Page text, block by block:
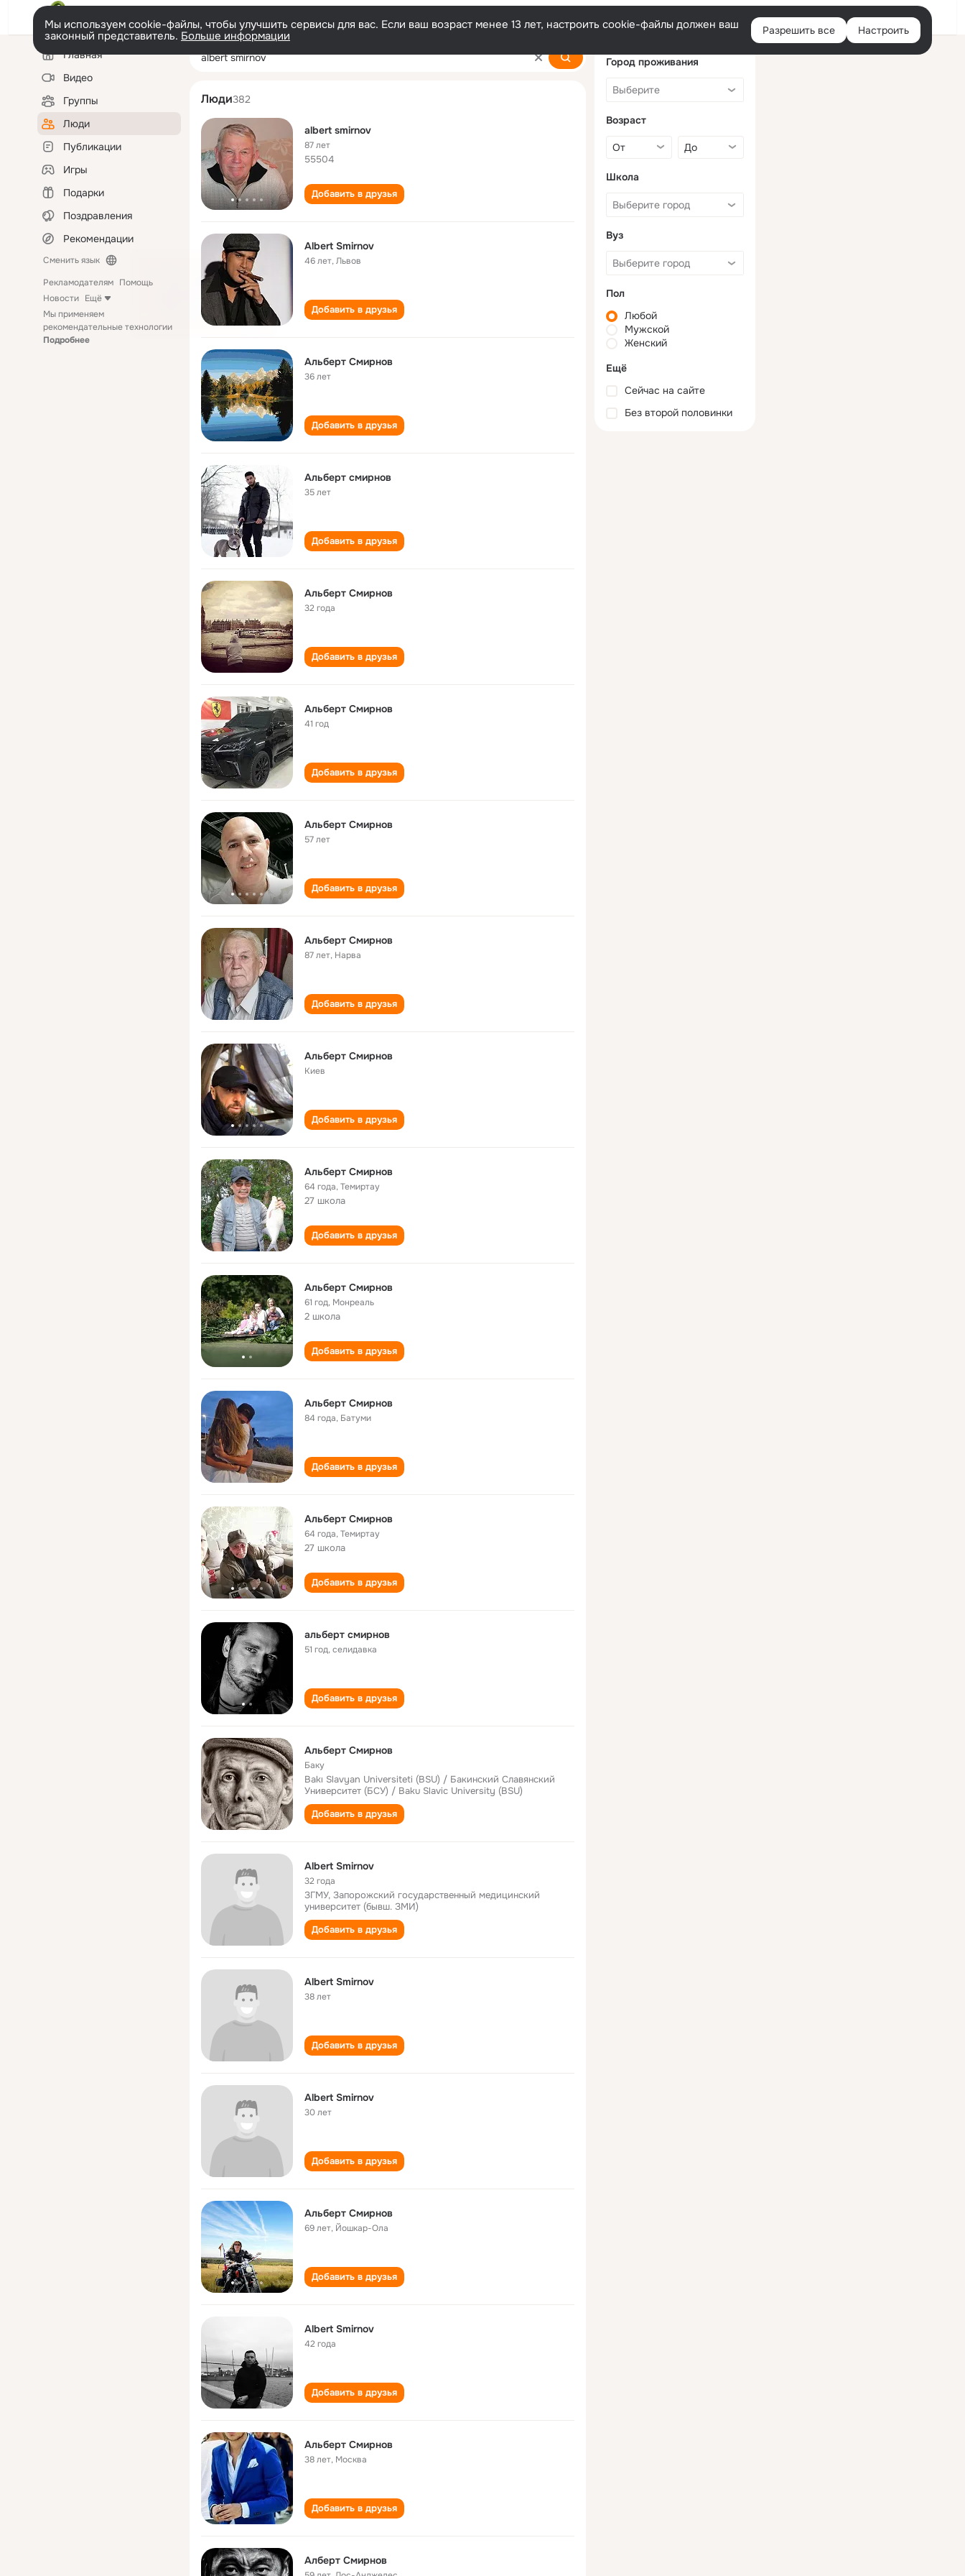
Войти
Мы используем cookie-файлы, чтобы улучшить сервисы для вас. Если ваш возраст менее 13 лет, настроить cookie-файлы должен ваш
законный представитель. Больше информации Разрешить все Настроить
Левая
колонкаГлавная
Видео
Группы
Люди
Публикации
Игры
Подарки
Поздравления
Рекомендации
Сменить язык
Рекламодателям Помощь
Новости Ещё
Мы применяем
рекомендательные технологии
Подробнее
albert smirnov
Люди382
albert smirnov
87 лет
55504
Добавить в друзья
Albert Smirnov
46 лет,Львов
Добавить в друзья
Альберт Смирнов
36 лет
Добавить в друзья
Альберт смирнов
35 лет
Добавить в друзья
Альберт Смирнов
32 года
Добавить в друзья
Альберт Смирнов
41 год
Добавить в друзья
Альберт Смирнов
57 лет
Добавить в друзья
Альберт Смирнов
87 лет, Нарва
Добавить в друзья
Альберт Смирнов
Киев
Добавить в друзья
Альберт Смирнов
64 года,Темиртау
27 школа
Добавить в друзья
Альберт Смирнов
61 год, Монреаль
2 школа
Добавить в друзья
Альберт Смирнов
84 года, Батуми
Добавить в друзья
Альберт Смирнов
64 года,Темиртау
27 школа
Добавить в друзья
альберт смирнов
51 год,селидавка
Добавить в друзья
Альберт Смирнов
Баку
Bakı Slavyan Universiteti (BSU) / Бакинский Славянский
Университет (БСУ) / Baku Slavic University (BSU)
Добавить в друзья
Albert Smirnov
32 года
ЗГМУ, Запорожский государственный медицинский
университет (бывш. ЗМИ)
Добавить в друзья
Albert Smirnov
38 лет
Добавить в друзья
Albert Smirnov
30 лет
Добавить в друзья
Альберт Смирнов
69 лет, Йошкар-Ола
Добавить в друзья
Albert Smirnov
42 года
Добавить в друзья
Альберт Смирнов
38 лет, Москва
Добавить в друзья
Алберт Смирнов
Город проживания
Возраст
Школа
Вуз
Пол
Любой
Мужской
Женский
Ещё
Сейчас на сайте
Без второй половинки